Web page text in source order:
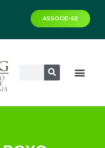
ASSOCIE-SE